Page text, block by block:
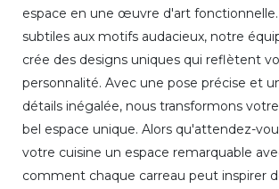
espace en une œuvre d'art
subtiles aux motifs audacieux, notre
crée des designs uniques qui reflètent
personnalité. Avec une pose précise et
détails inégalée, nous transformons
bel espace unique. Alors qu'attendez-
votre cuisine un espace remarquable
comment chaque carreau peut inspirer